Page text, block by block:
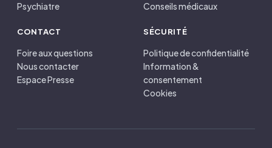
Psychiatre
Conseils médicaux
CONTACT
Foire aux questions
Nous contacter
Espace Presse
SÉCURITÉ
Politique de confidentialité
Information &
consentement
Cookies